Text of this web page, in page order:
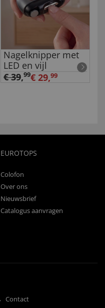
Nagelknipper met
LED en vijl
€ 39,99€ 29,99
EUROTOPS
Colofon
Over ons
Nieuwsbrief
Catalogus aanvragen
Contact